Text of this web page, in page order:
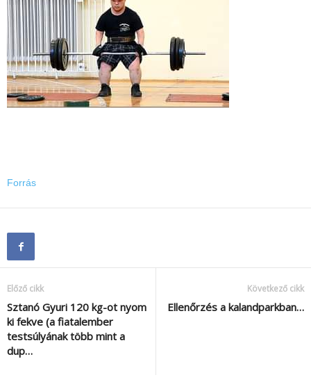
Forrás
Előző cikk
Sztanó Gyuri 120 kg-ot nyom
ki fekve (a fiatalember
testsúlyának több mint a
dup…
Következő cikk
Ellenőrzés a kalandparkban…